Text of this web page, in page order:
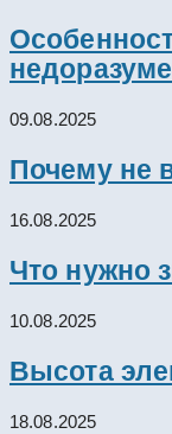
09.08.2025
Почему не
16.08.2025
Что нужно
10.08.2025
Высота
18.08.2025